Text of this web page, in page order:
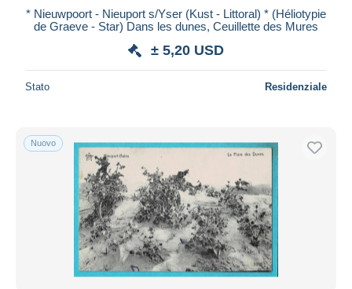
* Nieuwpoort - Nieuport s/Yser (Kust - Littoral) * (Héliotypie
de Graeve - Star) Dans les dunes, Ceuillette des Mures
± 5,20 USD
Stato Residenziale
Nuovo